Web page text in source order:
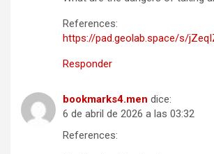
References:
https://pad.geolab.space/s/
Responder
bookmarks4.men dice:
6 de abril de 2026 a las 03:32
References: